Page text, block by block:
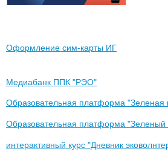
Оформление сим-карты ИГ
Медиабанк ППК "РЭО"
Образовательная платформа "Зеленая
Образовательная платформа "Зеленый
интерактивный курс "Дневник